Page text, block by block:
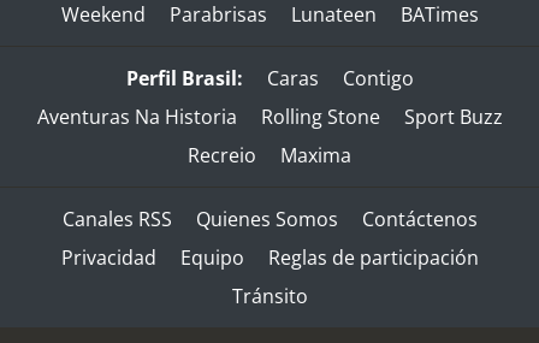
Weekend
Parabrisas Lunateen BATimes
Perfil Brasil: Caras
Contigo
Aventuras Na Historia
Rolling Stone
Sport Buzz
Recreio
Maxima
Canales RSS Quienes Somos
Contáctenos
Privacidad
Equipo
Reglas de participación
Tránsito